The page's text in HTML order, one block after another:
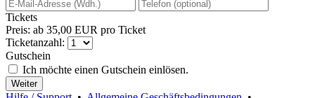
Tickets
Preis: ab 35,00 EUR pro Ticket
Ticketanzahl:
Gutschein
Ich möchte einen Gutschein einlösen.